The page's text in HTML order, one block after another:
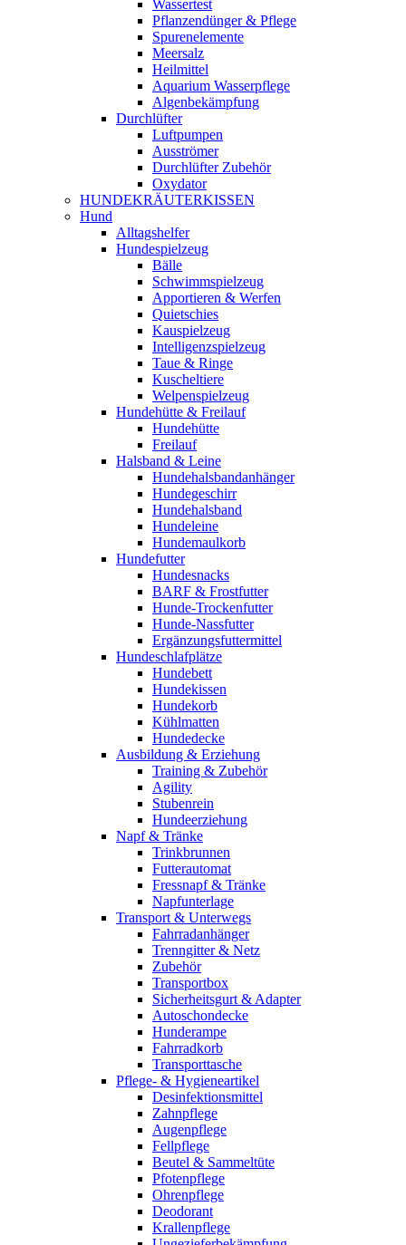
Wassertest
Pflanzendünger & Pflege
Spurenelemente
Meersalz
Heilmittel
Aquarium Wasserpflege
Algenbekämpfung
Durchlüfter
Luftpumpen
Ausströmer
Durchlüfter Zubehör
Oxydator
HUNDEKRÄUTERKISSEN
Hund
Alltagshelfer
Hundespielzeug
Bälle
Schwimmspielzeug
Apportieren & Werfen
Quietschies
Kauspielzeug
Intelligenzspielzeug
Taue & Ringe
Kuscheltiere
Welpenspielzeug
Hundehütte & Freilauf
Hundehütte
Freilauf
Halsband & Leine
Hundehalsbandanhänger
Hundegeschirr
Hundehalsband
Hundeleine
Hundemaulkorb
Hundefutter
Hundesnacks
BARF & Frostfutter
Hunde-Trockenfutter
Hunde-Nassfutter
Ergänzungsfuttermittel
Hundeschlafplätze
Hundebett
Hundekissen
Hundekorb
Kühlmatten
Hundedecke
Ausbildung & Erziehung
Training & Zubehör
Agility
Stubenrein
Hundeerziehung
Napf & Tränke
Trinkbrunnen
Futterautomat
Fressnapf & Tränke
Napfunterlage
Transport & Unterwegs
Fahrradanhänger
Trenngitter & Netz
Zubehör
Transportbox
Sicherheitsgurt & Adapter
Autoschondecke
Hunderampe
Fahrradkorb
Transporttasche
Pflege- & Hygieneartikel
Desinfektionsmittel
Zahnpflege
Augenpflege
Fellpflege
Beutel & Sammeltüte
Pfotenpflege
Ohrenpflege
Deodorant
Krallenpflege